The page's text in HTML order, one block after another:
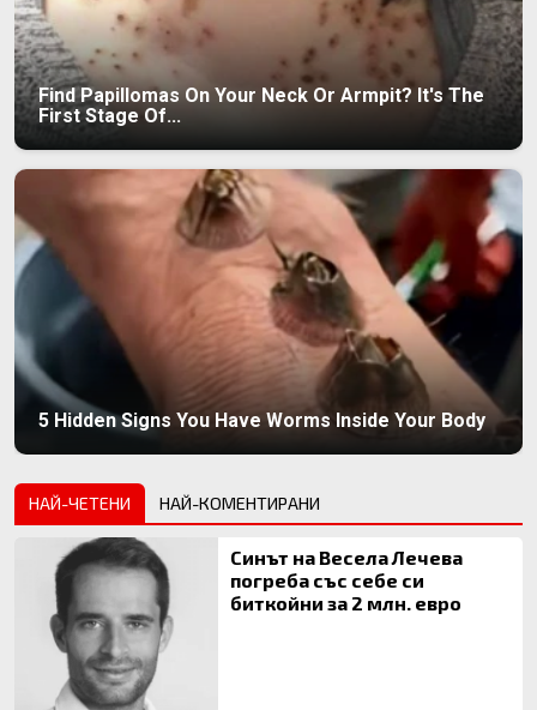
Find Papillomas On Your Neck Or Armpit? It's The
First Stage Of...
5 Hidden Signs You Have Worms Inside Your Body
НАЙ-ЧЕТЕНИ НАЙ-КОМЕНТИРАНИ
Синът на Весела Лечева
погреба със себе си
биткойни за 2 млн. евро